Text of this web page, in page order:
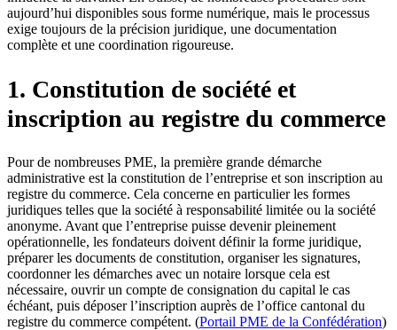
aujourd’hui disponibles sous forme numérique, mais le processus
exige toujours de la précision juridique, une documentation
complète et une coordination rigoureuse.
1. Constitution de société et
inscription au registre du commerce
Pour de nombreuses PME, la première grande démarche
administrative est la constitution de l’entreprise et son inscription au
registre du commerce. Cela concerne en particulier les formes
juridiques telles que la société à responsabilité limitée ou la société
anonyme. Avant que l’entreprise puisse devenir pleinement
opérationnelle, les fondateurs doivent définir la forme juridique,
préparer les documents de constitution, organiser les signatures,
coordonner les démarches avec un notaire lorsque cela est
nécessaire, ouvrir un compte de consignation du capital le cas
échéant, puis déposer l’inscription auprès de l’office cantonal du
registre du commerce compétent. (Portail PME de la Confédération)